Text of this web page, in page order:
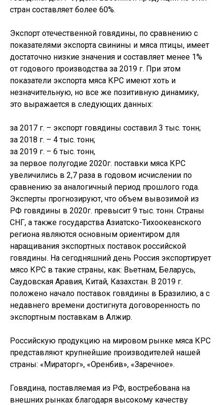
стран составляет более 60%.
Экспорт отечественной говядины, по сравнению с
показателями экспорта свинины и мяса птицы, имеет
достаточно низкие значения и составляет менее 1%
от годового производства за 2019 г. При этом
показатели экспорта мяса КРС имеют хоть и
незначительную, но все же позитивную динамику,
это выражается в следующих данных:
за 2017 г. – экспорт говядины составил 3 тыс. тонн;
за 2018 г. – 4 тыс. тонн;
за 2019 г. – 6 тыс. тонн,
за первое полугодие 2020г. поставки мяса КРС
увеличились в 2,7 раза в годовом исчислении по
сравнению за аналогичный период прошлого года.
Эксперты прогнозируют, что объем вывозимой из
РФ говядины в 2020г. превысит 9 тыс. тонн. Страны
СНГ, а также государства Азиатско-Тихоокеанского
региона являются основным ориентиром для
наращивания экспортных поставок российской
говядины. На сегодняшний день Россия экспортирует
мясо КРС в такие страны, как: Вьетнам, Беларусь,
Саудовская Аравия, Китай, Казахстан. В 2019 г.
положено начало поставок говядины в Бразилию, а с
недавнего времени достигнута договоренность по
экспортным поставкам в Алжир.
Российскую продукцию на мировом рынке мяса КРС
представляют крупнейшие производителей нашей
страны: «Мираторг», «Оренбив», «Заречное».
Говядина, поставляемая из РФ, востребована на
внешних рынках благодаря высокому качеству